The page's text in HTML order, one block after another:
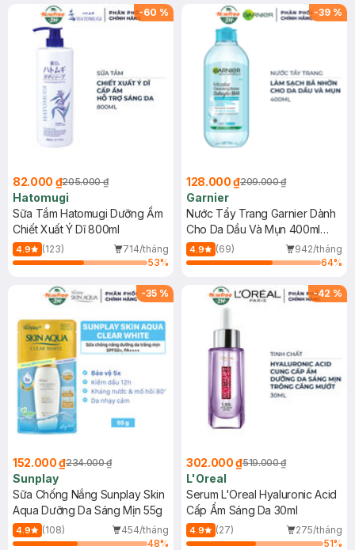
(SL có hạn)
-60 %
82.000 ₫205.000 ₫
Hatomugi
Sữa Tắm Hatomugi Dưỡng Ẩm
Chiết Xuất Ý Dĩ 800ml
4.9 (123)
714/tháng
53%
-39 %
128.000 ₫209.000 ₫
Garnier
Nước Tẩy Trang Garnier Dành
Cho Da Dầu Và Mụn 400ml
(Mới)
4.9 (69)
942/tháng
64%
-35 %
152.000 ₫234.000 ₫
Sunplay
Sữa Chống Nắng Sunplay Skin
Aqua Dưỡng Da Sáng Mịn 55g
4.9 (108)
454/tháng
48%
-42 %
302.000 ₫519.000 ₫
L'Oreal
Serum L'Oreal Hyaluronic Acid
Cấp Ẩm Sáng Da 30ml
4.9 (27)
275/tháng
51%